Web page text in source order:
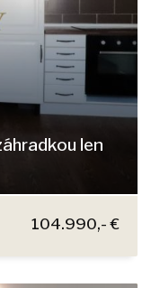
len
104.990,- €